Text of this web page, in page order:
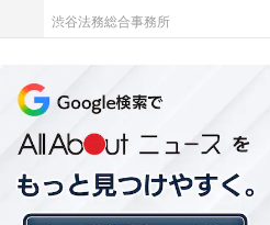
県）」「メニューが全てたっ
や高めに感じる。長居しない
（24歳女性／東京都）」「フ
になって思い、食べきれずコ
男性／広島県）」など、“コス
理由だったボリュームの多さ
では“高い”と感じる人も多いよ
渋谷法務総合事務所